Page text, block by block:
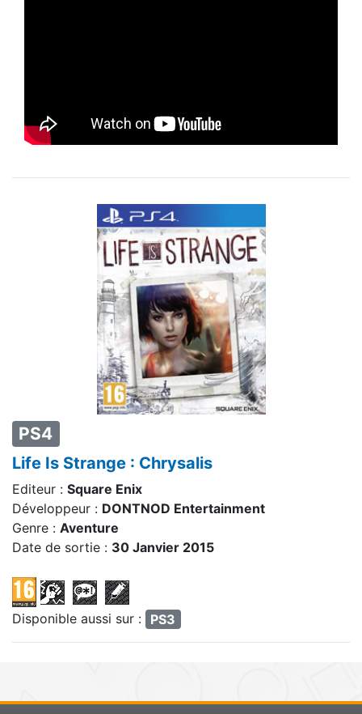
PS4
Life Is Strange : Chrysalis
Editeur : Square Enix
Développeur : DONTNOD Entertainment
Genre : Aventure
Date de sortie : 30 Janvier 2015
Disponible aussi sur : PS3